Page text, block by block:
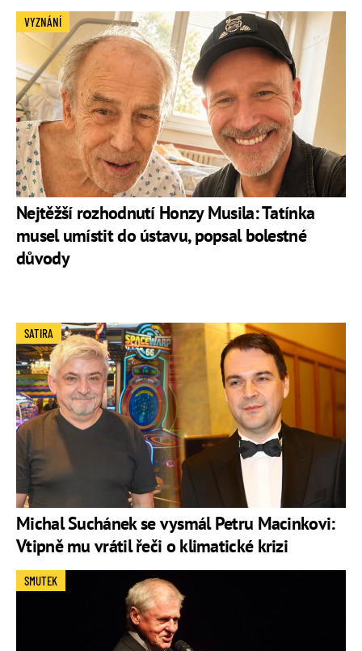
Nejtěžší rozhodnutí Honzy Musila: Tatínka
musel umístit do ústavu, popsal bolestné
důvody
VYZNÁNÍ
Michal Suchánek se vysmál Petru Macinkovi:
Vtipně mu vrátil řeči o klimatické krizi
SATIRA
SMUTEK